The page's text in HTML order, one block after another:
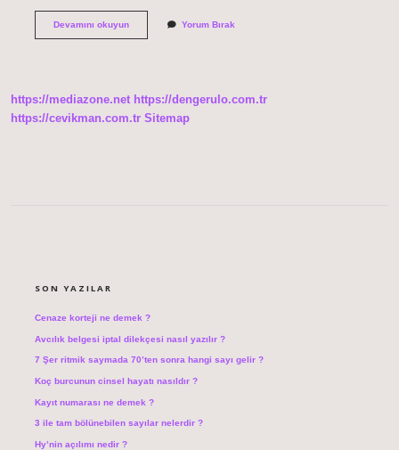
Devamını okuyunAbaküs
Yorum Bırak
https://mediazone.net https://dengerulo.com.tr
https://cevikman.com.tr Sitemap
SON YAZILAR
Cenaze korteji ne demek ?
Avcılık belgesi iptal dilekçesi nasıl yazılır ?
7 Şer ritmik saymada 70’ten sonra hangi sayı gelir ?
Koç burcunun cinsel hayatı nasıldır ?
Kayıt numarası ne demek ?
3 ile tam bölünebilen sayılar nelerdir ?
Hy’nin açılımı nedir ?